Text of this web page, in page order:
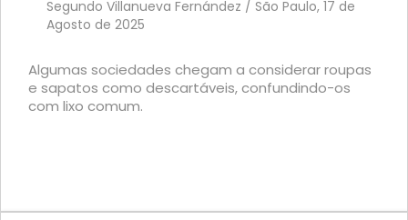
Segundo Villanueva Fernández / São Paulo, 17 de
Agosto de 2025
Algumas sociedades chegam a considerar roupas
e sapatos como descartáveis, confundindo-os
com lixo comum.